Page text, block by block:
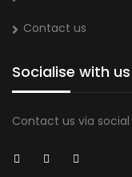
Contact us
Socialise with us
Contact us via